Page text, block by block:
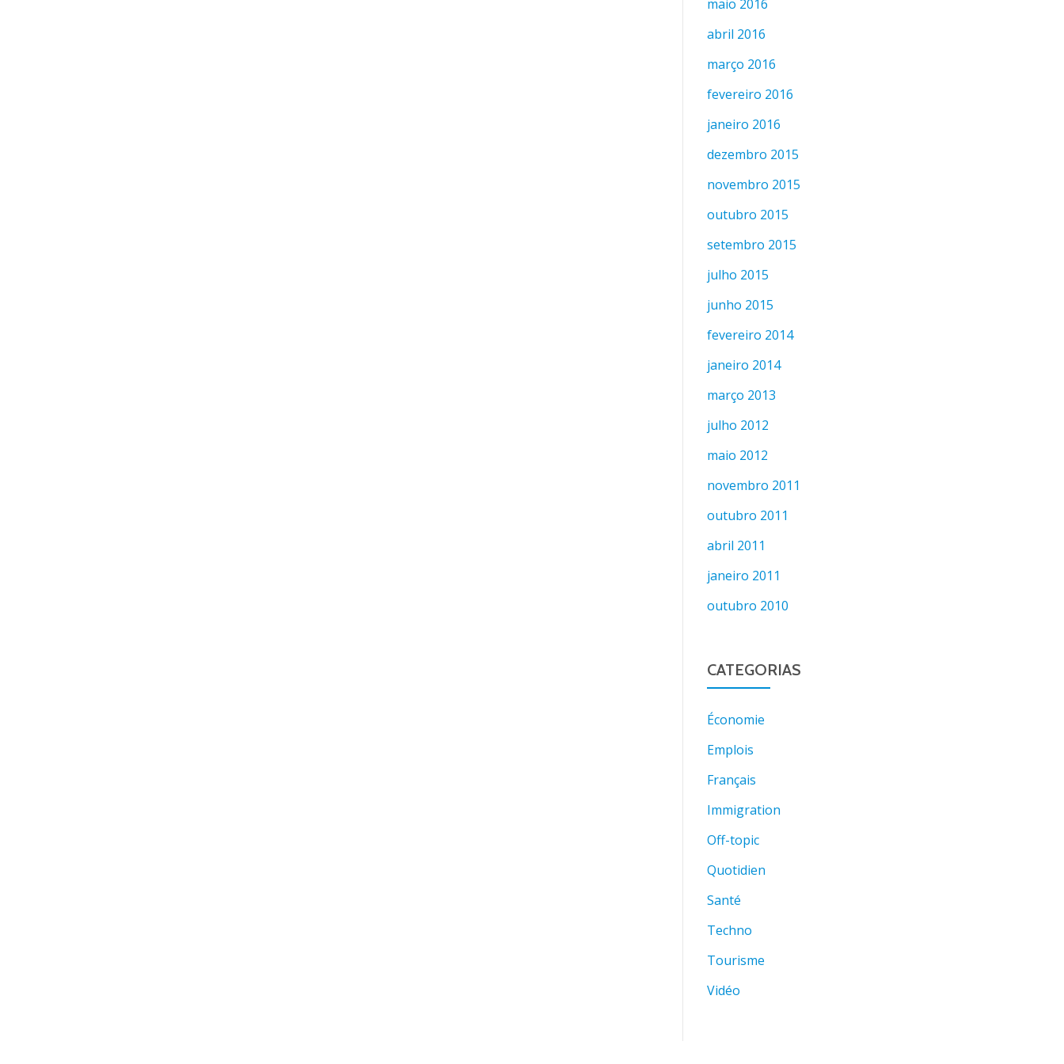
maio 2016
abril 2016
março 2016
fevereiro 2016
janeiro 2016
dezembro 2015
novembro 2015
outubro 2015
setembro 2015
julho 2015
junho 2015
fevereiro 2014
janeiro 2014
março 2013
julho 2012
maio 2012
novembro 2011
outubro 2011
abril 2011
janeiro 2011
outubro 2010
CATEGORIAS
Économie
Emplois
Français
Immigration
Off-topic
Quotidien
Santé
Techno
Tourisme
Vidéo